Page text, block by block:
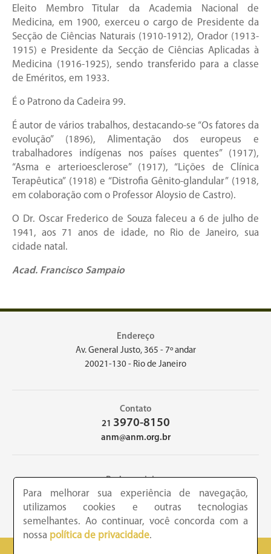
Eleito Membro Titular da Academia Nacional de
Medicina, em 1900, exerceu o cargo de Presidente da
Secção de Ciências Naturais (1910-1912), Orador (1913-
1915) e Presidente da Secção de Ciências Aplicadas à
Medicina (1916-1925), sendo transferido para a classe
de Eméritos, em 1933.
É o Patrono da Cadeira 99.
É autor de vários trabalhos, destacando-se “Os fatores da
evolução” (1896), Alimentação dos europeus e
trabalhadores indígenas nos países quentes” (1917),
“Asma e arterioesclerose” (1917), “Lições de Clínica
Terapêutica” (1918) e “Distrofia Gênito-glandular” (1918,
em colaboração com o Professor Aloysio de Castro).
O Dr. Oscar Frederico de Souza faleceu a 6 de julho de
1941, aos 71 anos de idade, no Rio de Janeiro, sua
cidade natal.
Acad. Francisco Sampaio
Endereço
Av. General Justo, 365 - 7º andar
20021-130 - Rio de Janeiro
Contato
21 3970-8150
anm@anm.org.br
Redes sociais
Para melhorar sua experiência de navegação,
utilizamos cookies e outras tecnologias
semelhantes. Ao continuar, você concorda com a
nossa política de privacidade.